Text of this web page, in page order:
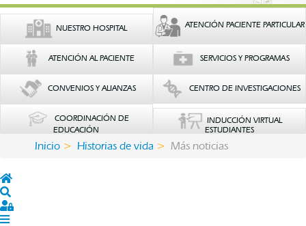
NUESTRO HOSPITAL ATENCIÓN PACIENTE PARTICULAR
ATENCIÓN AL PACIENTE SERVICIOS Y PROGRAMAS
CONVENIOS Y ALIANZAS CENTRO DE INVESTIGACIONES
COORDINACIÓN DE
EDUCACIÓN
INDUCCIÓN VIRTUAL
ESTUDIANTES
Inicio Historias de vida Más noticias
Home
Sign In